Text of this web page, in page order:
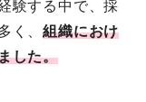
験する中で、採
く、組織におけ
した。